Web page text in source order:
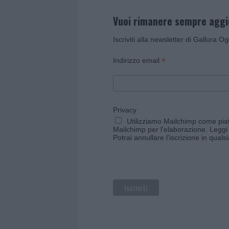
Vuoi rimanere sempre
Iscriviti alla newsletter di Gallura
Indirizzo email *
Privacy
Utilizziamo Mailchimp come
Mailchimp per l'elaborazione.
Potrai annullare l'iscrizione in